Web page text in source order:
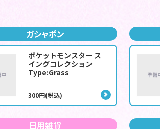
ガシャポン
ポケットモンスター ス
イングコレクション
Type:Grass
300円(税込)
日用雑貨